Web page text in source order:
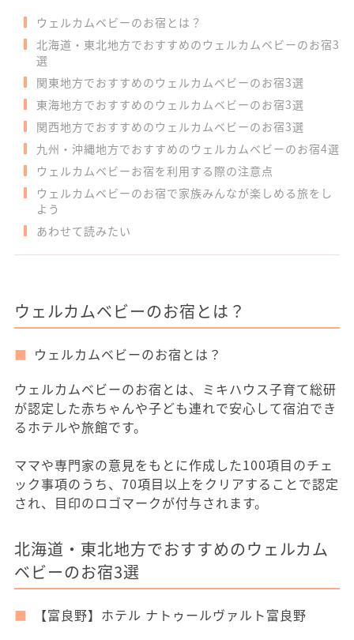
ウェルカムベビーのお宿とは？
北海道・東北地方でおすすめのウェルカムベビーのお宿3
選
関東地方でおすすめのウェルカムベビーのお宿3選
東海地方でおすすめのウェルカムベビーのお宿3選
関西地方でおすすめのウェルカムベビーのお宿3選
九州・沖縄地方でおすすめのウェルカムベビーのお宿4選
ウェルカムベビーお宿を利用する際の注意点
ウェルカムベビーのお宿で家族みんなが楽しめる旅をし
よう
あわせて読みたい
ウェルカムベビーのお宿とは？
ウェルカムベビーのお宿とは？
ウェルカムベビーのお宿とは、ミキハウス子育て総研
が認定した赤ちゃんや子ども連れで安心して宿泊でき
るホテルや旅館です。
ママや専門家の意見をもとに作成した100項目のチェ
ック事項のうち、70項目以上をクリアすることで認定
され、目印のロゴマークが付与されます。
北海道・東北地方でおすすめのウェルカム
ベビーのお宿3選
【富良野】ホテル ナトゥールヴァルト富良野